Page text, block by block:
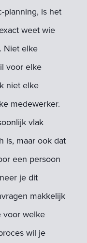
planning, is het
weet wie
Niet elke
voor elke
niet elke
medewerker.
vlak
is, maar ook dat
een persoon
je dit
makkelijk
voor welke
wil je